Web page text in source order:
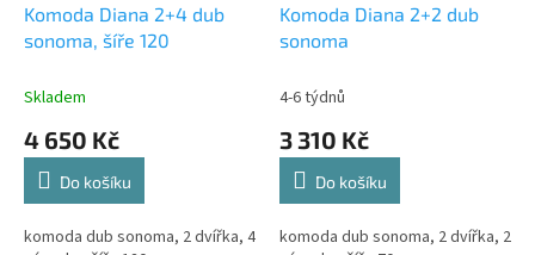
Komoda Diana 2+4 dub
sonoma, šíře 120
Skladem
4 650 Kč
Do košíku
komoda dub sonoma, 2 dvířka, 4
Komoda Diana 2+2 dub
sonoma
4-6 týdnů
3 310 Kč
Do košíku
komoda dub sonoma, 2 dvířka, 2